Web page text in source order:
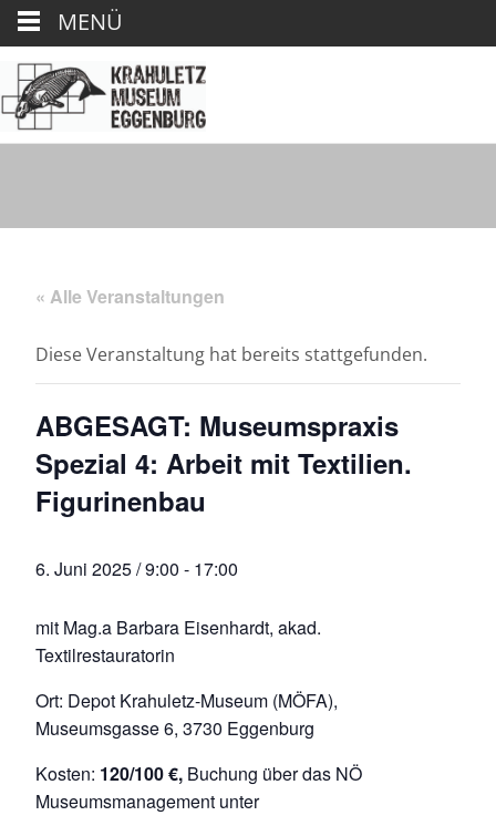
« Alle Veranstaltungen
Diese Veranstaltung hat bereits stattgefunden.
ABGESAGT: Museumspraxis
Spezial 4: Arbeit mit Textilien.
Figurinenbau
6. Juni 2025 / 9:00 - 17:00
mit Mag.a Barbara Eisenhardt, akad.
Textilrestauratorin
Ort: Depot Krahuletz-Museum (MÖFA),
Museumsgasse 6, 3730 Eggenburg
Kosten: 120/100 €, Buchung über das NÖ
Museumsmanagement unter
MENÜ